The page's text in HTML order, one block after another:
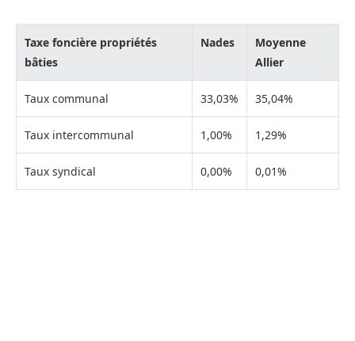
Taxe foncière propriétés
bâties
Nades
Moyenne
Allier
Taux communal 33,03% 35,04%
Taux intercommunal 1,00% 1,29%
Taux syndical 0,00% 0,01%